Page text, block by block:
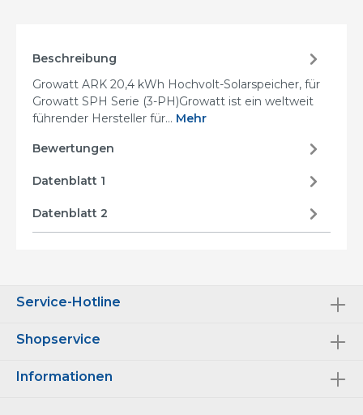
Beschreibung
Growatt ARK 20,4 kWh Hochvolt-Solarspeicher, für
Growatt SPH Serie (3-PH)Growatt ist ein weltweit
führender Hersteller für… Mehr
Bewertungen
Datenblatt 1
Datenblatt 2
Service-Hotline
Shopservice
Informationen